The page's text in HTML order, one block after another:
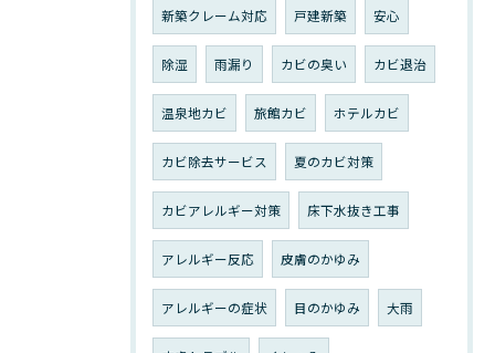
新築クレーム対応 戸建新築 安心
除湿 雨漏り カビの臭い カビ退治
温泉地カビ 旅館カビ ホテルカビ
カビ除去サービス 夏のカビ対策
カビアレルギー対策 床下水抜き工事
アレルギー反応 皮膚のかゆみ
アレルギーの症状 目のかゆみ 大雨